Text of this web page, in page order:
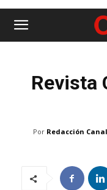
Revista
Por Redacción